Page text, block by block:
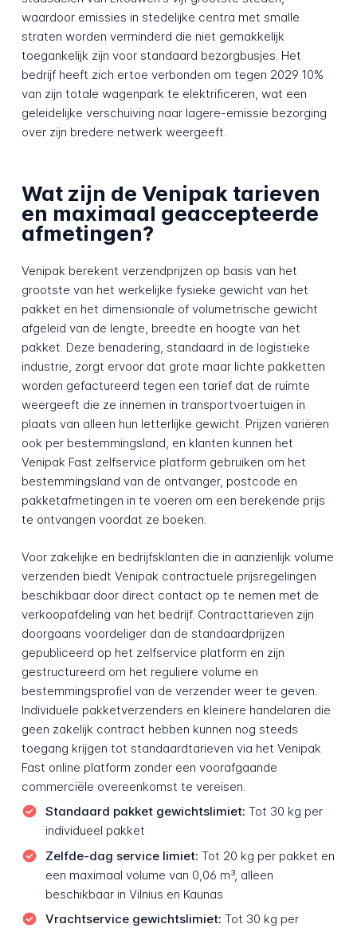
waardoor emissies in stedelijke centra met smalle
straten worden verminderd die niet gemakkelijk
toegankelijk zijn voor standaard bezorgbusjes. Het
bedrijf heeft zich ertoe verbonden om tegen 2029 10%
van zijn totale wagenpark te elektrificeren, wat een
geleidelijke verschuiving naar lagere-emissie bezorging
over zijn bredere netwerk weergeeft.
Wat zijn de Venipak tarieven
en maximaal geaccepteerde
afmetingen?
Venipak berekent verzendprijzen op basis van het
grootste van het werkelijke fysieke gewicht van het
pakket en het dimensionale of volumetrische gewicht
afgeleid van de lengte, breedte en hoogte van het
pakket. Deze benadering, standaard in de logistieke
industrie, zorgt ervoor dat grote maar lichte pakketten
worden gefactureerd tegen een tarief dat de ruimte
weergeeft die ze innemen in transportvoertuigen in
plaats van alleen hun letterlijke gewicht. Prijzen variëren
ook per bestemmingsland, en klanten kunnen het
Venipak Fast zelfservice platform gebruiken om het
bestemmingsland van de ontvanger, postcode en
pakketafmetingen in te voeren om een berekende prijs
te ontvangen voordat ze boeken.
Voor zakelijke en bedrijfsklanten die in aanzienlijk volume
verzenden biedt Venipak contractuele prijsregelingen
beschikbaar door direct contact op te nemen met de
verkoopafdeling van het bedrijf. Contracttarieven zijn
doorgaans voordeliger dan de standaardprijzen
gepubliceerd op het zelfservice platform en zijn
gestructureerd om het reguliere volume en
bestemmingsprofiel van de verzender weer te geven.
Individuele pakketverzenders en kleinere handelaren die
geen zakelijk contract hebben kunnen nog steeds
toegang krijgen tot standaardtarieven via het Venipak
Fast online platform zonder een voorafgaande
commerciële overeenkomst te vereisen.
Standaard pakket gewichtslimiet: Tot 30 kg per
individueel pakket
Zelfde-dag service limiet: Tot 20 kg per pakket en
een maximaal volume van 0,06 m³, alleen
beschikbaar in Vilnius en Kaunas
Vrachtservice gewichtslimiet: Tot 30 kg per